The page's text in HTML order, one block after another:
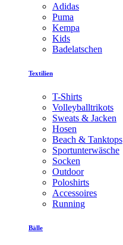
Adidas
Puma
Kempa
Kids
Badelatschen
Textilien
T-Shirts
Volleyballtrikots
Sweats & Jacken
Hosen
Beach & Tanktops
Sportunterwäsche
Socken
Outdoor
Poloshirts
Accessoires
Running
Bälle